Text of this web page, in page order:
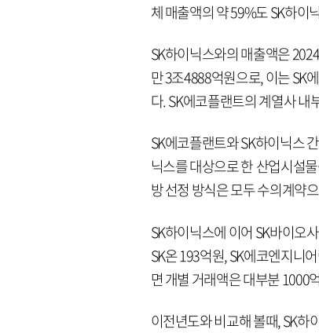
체 매출액의 약 59%도 SK하이
SK하이닉스와의 매출액은
만 3조4888억원으로, 이는 SK
다. SK에코플랜트의 계열사 내
SK에코플랜트와 SK하이닉스
닉스를 대상으로 한 산업시설
방 선정 방식은 모두 수의계약
SK하이닉스에 이어 SK바이오
SK온 193억원, SK에코엔지니
면 개별 거래액은 대부분 1000
이전년도와 비교해 볼때, SK하